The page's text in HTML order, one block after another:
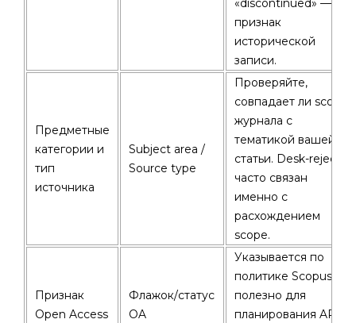
«discontinued» —
признак
исторической
записи.
Предметные
категории и
тип
источника
Subject area /
Source type
Проверяйте,
совпадает ли scope
журнала с
тематикой вашей
статьи. Desk-reject
часто связан
именно с
расхождением
scope.
Признак
Open Access
Флажок/статус
OA
Указывается по
политике Scopus;
полезно для
планирования APC